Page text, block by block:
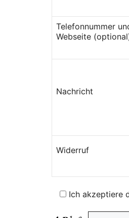
Telefonnummer
Webseite
Nachricht
Widerruf
Ich akzeptiere